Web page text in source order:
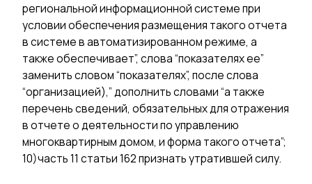
региональной информационной системе при
условии обеспечения размещения такого отчета
в системе в автоматизированном режиме, а
также обеспечивает”, слова “показателях ее”
заменить словом “показателях”, после слова
“организацией),” дополнить словами “а также
перечень сведений, обязательных для отражения
в отчете о деятельности по управлению
многоквартирным домом, и форма такого отчета”;
10)часть 11 статьи 162 признать утратившей силу.